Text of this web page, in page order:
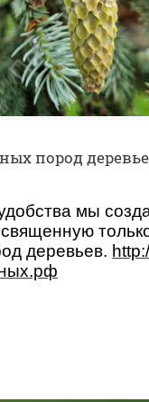
пород
мы
деревьев.